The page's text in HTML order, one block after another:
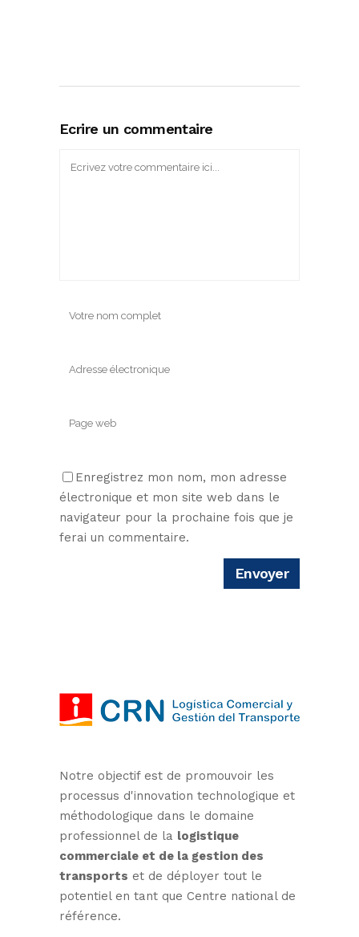
Ecrire un commentaire
Enregistrez mon nom, mon adresse
électronique et mon site web dans le
navigateur pour la prochaine fois que je
ferai un commentaire.
Notre objectif est de promouvoir les
processus d'innovation technologique et
méthodologique dans le domaine
professionnel de la logistique
commerciale et de la gestion des
transports et de déployer tout le
potentiel en tant que Centre national de
référence.